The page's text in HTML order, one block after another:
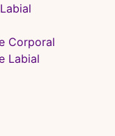
Corporal
Labial